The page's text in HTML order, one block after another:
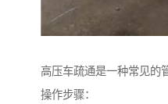
高压车疏通是一种常见的
操作步骤：